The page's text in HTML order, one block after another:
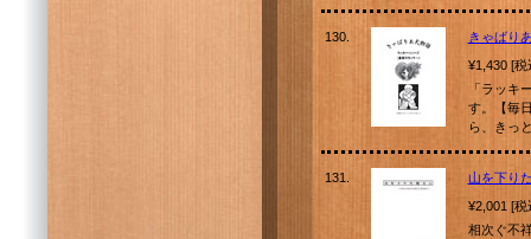
130.
きゃばり
¥1,430 [
「ラッキ
す。【毎
ら、きっ
131.
山を下り
¥2,001 [
相次ぐ不